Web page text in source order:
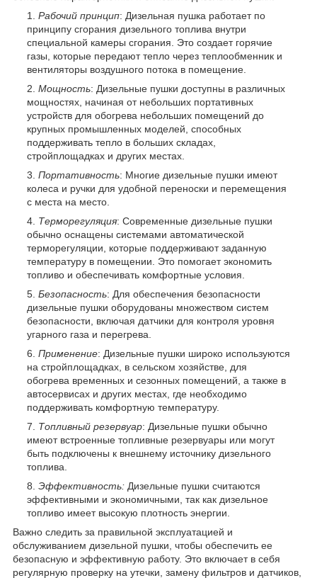
Рабочий принцип: Дизельная пушка работает по
принципу сгорания дизельного топлива внутри
специальной камеры сгорания. Это создает горячие
газы, которые передают тепло через теплообменник и
вентиляторы воздушного потока в помещение.
Мощность: Дизельные пушки доступны в различных
мощностях, начиная от небольших портативных
устройств для обогрева небольших помещений до
крупных промышленных моделей, способных
поддерживать тепло в больших складах,
стройплощадках и других местах.
Портативность: Многие дизельные пушки имеют
колеса и ручки для удобной переноски и перемещения
с места на место.
Терморегуляция: Современные дизельные пушки
обычно оснащены системами автоматической
терморегуляции, которые поддерживают заданную
температуру в помещении. Это помогает экономить
топливо и обеспечивать комфортные условия.
Безопасность: Для обеспечения безопасности
дизельные пушки оборудованы множеством систем
безопасности, включая датчики для контроля уровня
угарного газа и перегрева.
Применение: Дизельные пушки широко используются
на стройплощадках, в сельском хозяйстве, для
обогрева временных и сезонных помещений, а также в
автосервисах и других местах, где необходимо
поддерживать комфортную температуру.
Топливный резервуар: Дизельные пушки обычно
имеют встроенные топливные резервуары или могут
быть подключены к внешнему источнику дизельного
топлива.
Эффективность: Дизельные пушки считаются
эффективными и экономичными, так как дизельное
топливо имеет высокую плотность энергии.
Важно следить за правильной эксплуатацией и
обслуживанием дизельной пушки, чтобы обеспечить ее
безопасную и эффективную работу. Это включает в себя
регулярную проверку на утечки, замену фильтров и датчиков,